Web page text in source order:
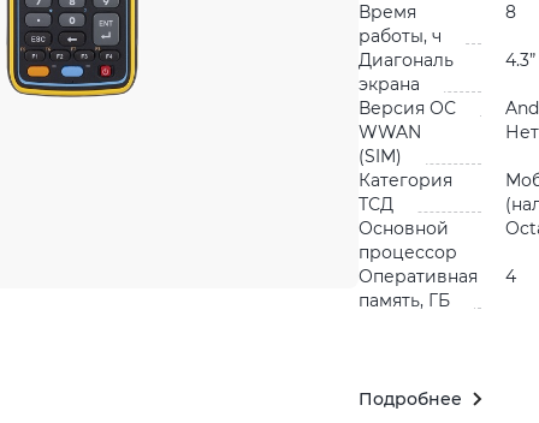
Время
работы, ч
8
Диагональ
экрана
4.3”
Версия ОС
WWAN
(SIM)
Нет
Категория
ТСД
Основной
процессор
Оперативная
память, ГБ
4
Подробнее